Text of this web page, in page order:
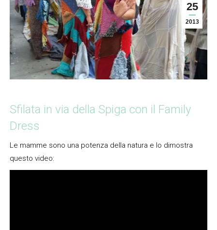
25
2013
Sfilata in via della Spiga con il Family
Dress
Le mamme sono una potenza della natura e lo dimostra
questo video: